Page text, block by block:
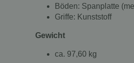
Böden: Spanplatte
Griffe: Kunststoff
Gewicht
ca. 97,60 kg